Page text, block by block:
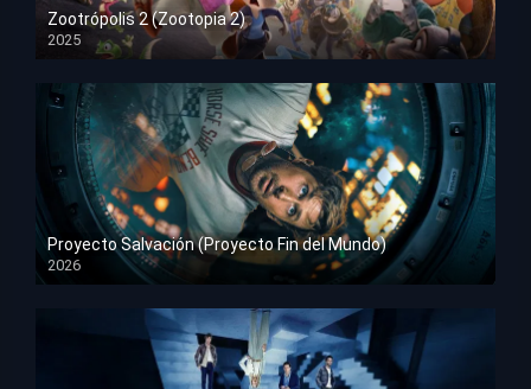
Zootrópolis 2 (Zootopia 2)
2025
HD 1080p
Proyecto Salvación (Proyecto Fin del Mundo)
2026
HD 1080p